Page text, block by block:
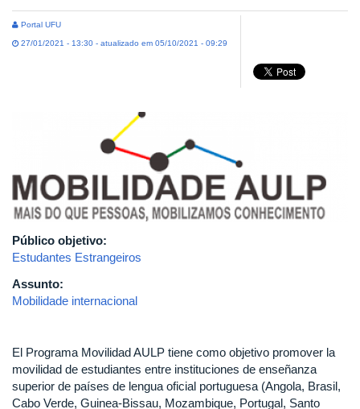
Portal UFU
27/01/2021 - 13:30 - atualizado em 05/10/2021 - 09:29
Público objetivo:
Estudantes Estrangeiros
Assunto:
Mobilidade internacional
El Programa Movilidad AULP tiene como objetivo promover la
movilidad de estudiantes entre instituciones de enseñanza
superior de países de lengua oficial portuguesa (Angola, Brasil,
Cabo Verde, Guinea-Bissau, Mozambique, Portugal, Santo